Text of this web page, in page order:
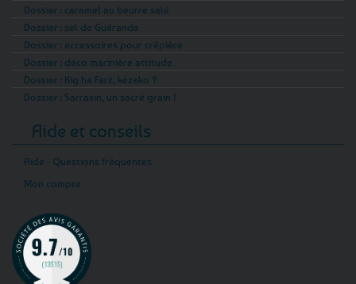
Dossier : caramel au beurre salé
Dossier : sel de Guérande
Dossier : accessoires pour crêpière
Dossier : déco marinière attitude
Dossier : Kig ha Farz, kézako ?
Dossier : Sarrasin, un sacré grain !
Aide et conseils
Aide - Questions fréquentes
Mon compte